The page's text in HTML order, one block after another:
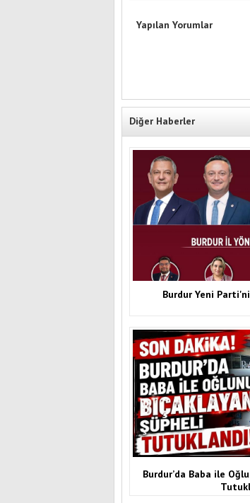
Yapılan Yorumlar
Diğer Haberler
Burdur Yeni
Burdur’da Baba ile